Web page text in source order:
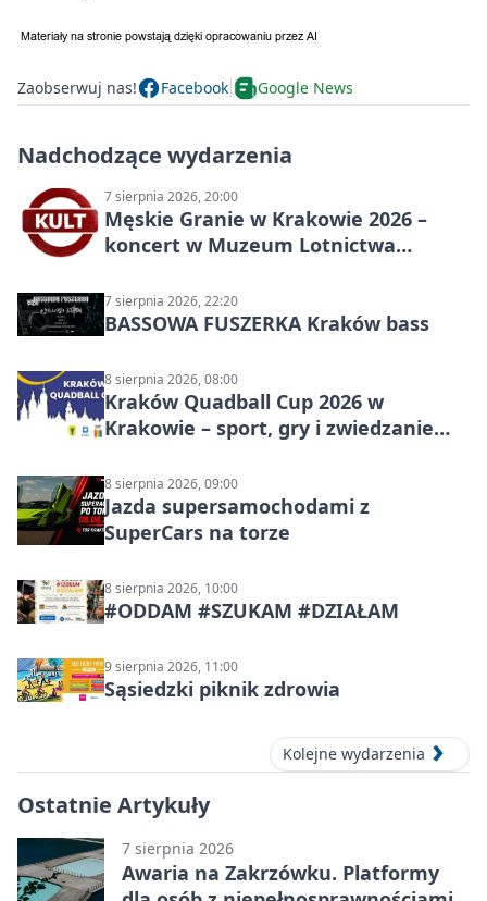
Zaobserwuj nas! Facebook Google News
Nadchodzące wydarzenia
7 sierpnia 2026, 20:00
Męskie Granie w Krakowie 2026 –
koncert w Muzeum Lotnictwa
7 sierpnia 2026, 22:20
BASSOWA FUSZERKA Kraków bass
8 sierpnia 2026, 08:00
Kraków Quadball Cup 2026 w
Krakowie – sport, gry i zwiedzanie
8 sierpnia 2026, 09:00
Jazda supersamochodami z
SuperCars na torze
8 sierpnia 2026, 10:00
#ODDAM #SZUKAM #DZIAŁAM
9 sierpnia 2026, 11:00
Sąsiedzki piknik zdrowia
Kolejne wydarzenia
Ostatnie Artykuły
7 sierpnia 2026
Awaria na Zakrzówku. Platformy